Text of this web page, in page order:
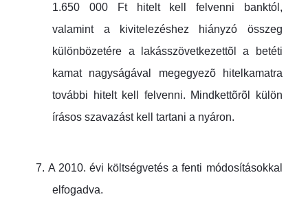
1.650 000 Ft hitelt kell felvenni banktól,
valamint a kivitelezéshez hiányzó összeg
különbözetére a lakásszövetkezettõl a betéti
kamat nagyságával megegyezõ hitelkamatra
további hitelt kell felvenni. Mindkettõrõl külön
írásos szavazást kell tartani a nyáron.
7. A 2010. évi költségvetés a fenti módosításokkal
elfogadva.